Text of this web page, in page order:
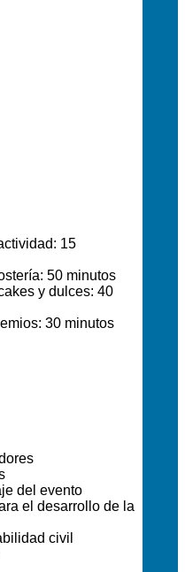
15
50 minutos
y dulces: 40
30 minutos
del evento
el desarrollo de la
civil